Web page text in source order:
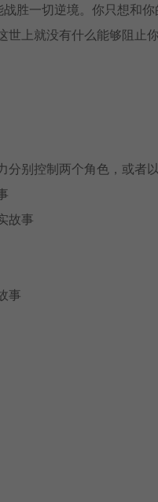
胜一切逆境。你只想和
上就没有什么能够阻止你
分别控制两个角色，或者
故事
事